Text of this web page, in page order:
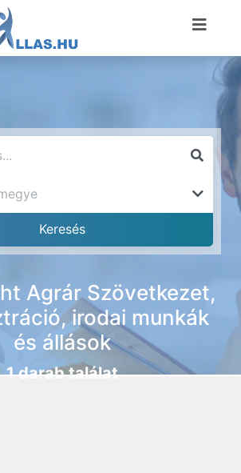
Agrár Szövetkezet,
irodai munkák
és állások
1 darab találat